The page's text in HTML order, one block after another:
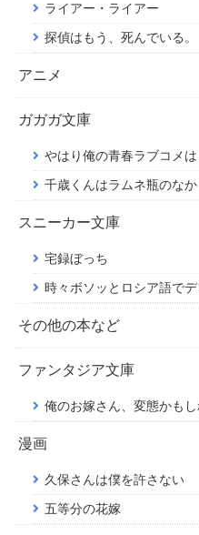
ライアー・ライアー
探偵はもう、死んでいる。
アニメ
ガガガ文庫
やはり俺の青春ラブコメは
千歳くんはラムネ瓶のなか
スニーカー文庫
宅録ぼっち
時々ボソッとロシア語で
その他の本など
ファンタジア文庫
俺のお嫁さん、変態かも
漫画
久保さんは僕を許さない
五等分の花嫁